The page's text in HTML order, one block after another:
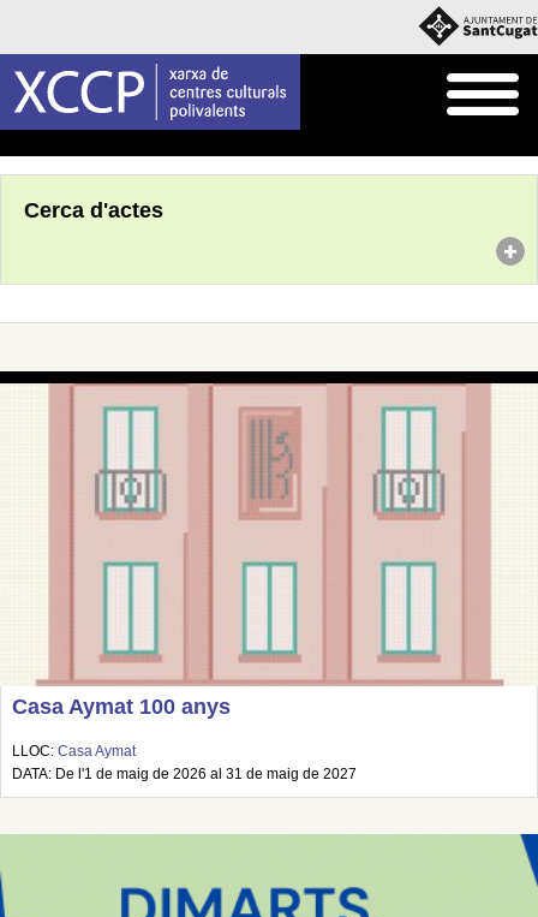
Cerca d'actes
Casa Aymat 100 anys
LLOC: Casa Aymat
DATA: De l'1 de maig de 2026 al 31 de maig de 2027